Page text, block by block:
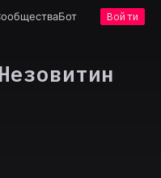
Бот Войти